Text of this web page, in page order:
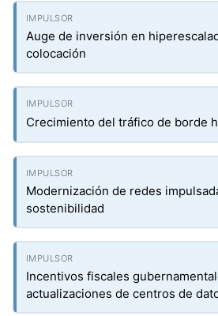
Auge de inversión en
colocación
Crecimiento del tráfico de borde
Modernización de redes
sostenibilidad
Incentivos fiscales
actualizaciones de centros de